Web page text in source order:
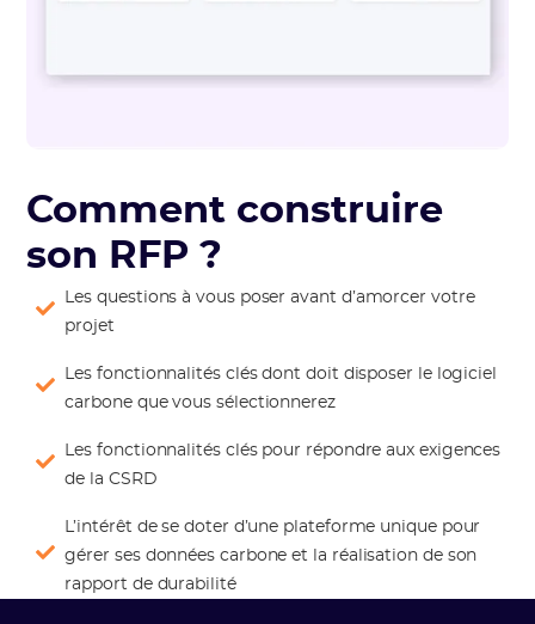
Comment construire
son RFP ?
Les questions à vous poser avant d’amorcer votre
projet
Les fonctionnalités clés dont doit disposer le logiciel
carbone que vous sélectionnerez
Les fonctionnalités clés pour répondre aux exigences
de la CSRD
L’intérêt de se doter d’une plateforme unique pour
gérer ses données carbone et la réalisation de son
rapport de durabilité